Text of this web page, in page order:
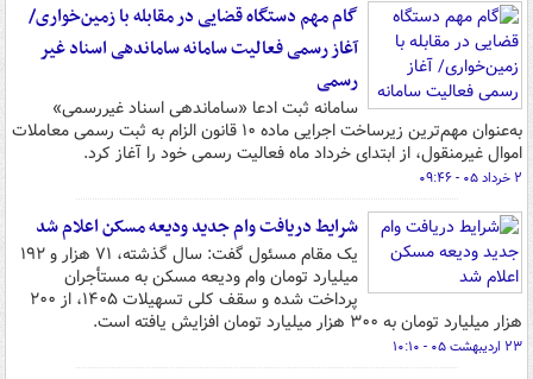
گام مهم دستگاه قضایی در مقابله با زمین‌خواری/
آغاز رسمی فعالیت سامانه ساماندهی اسناد غیر
رسمی
سامانه ثبت ادعا «ساماندهی اسناد غیررسمی»
به‌عنوان مهم‌ترین زیرساخت اجرایی ماده ۱۰ قانون الزام به ثبت رسمی معاملات
اموال غیرمنقول، از ابتدای خرداد ماه فعالیت رسمی خود را آغاز کرد.
۲ خرداد ۰۵ - ۰۹:۴۶
شرایط دریافت وام جدید ودیعه مسکن اعلام شد
یک مقام مسئول گفت: سال گذشته، ۷۱ هزار و ۱۹۲
میلیارد تومان وام ودیعه مسکن به مستأجران
پرداخت شده و سقف کلی تسهیلات ۱۴۰۵، از ۲۰۰
هزار میلیارد تومان به ۳۰۰ هزار میلیارد تومان افزایش یافته است.
۲۳ اردیبهشت ۰۵ - ۱۰:۱۰